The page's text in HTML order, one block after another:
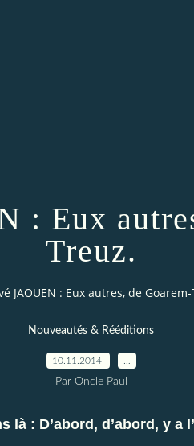
: Eux
Treuz.
JAOUEN : Eux autres, de
Nouveautés & Rééditions
10.11.2014
Par Oncle Paul
là : D’abord, d’abord, y a